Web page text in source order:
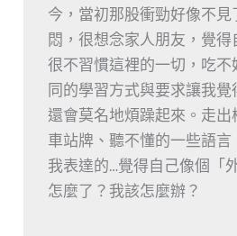
今，當初那股衝勁好像不見
悶，很想念家人朋友，覺
很不習慣這裡的一切，吃不
同的學習方式與要求讓我
還會莫名地煩躁起來。走
車站牌、聽不懂的一些語
我表達的…覺得自己像個「
怎麼了？我該怎麼辦？